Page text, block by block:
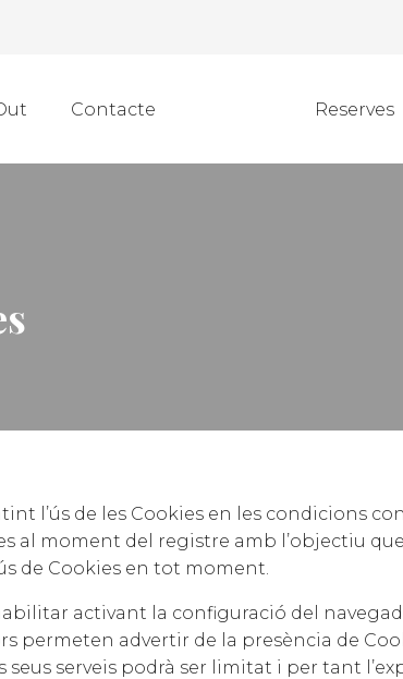
Contacte Reserves
l’ús de les Cookies en les condicions
al moment del registre amb l’objectiu
de Cookies en tot moment.
activant la configuració del
permeten advertir de la presència de
serveis podrà ser limitat i per tant